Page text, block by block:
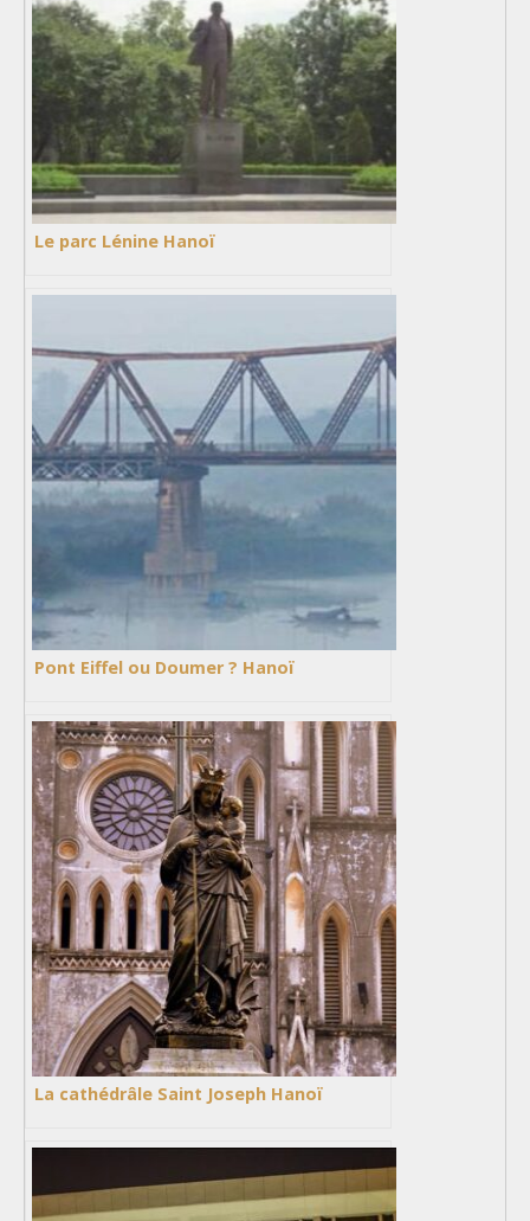
Le parc Lénine Hanoï
Pont Eiffel ou Doumer ? Hanoï
La cathédrâle Saint Joseph Hanoï